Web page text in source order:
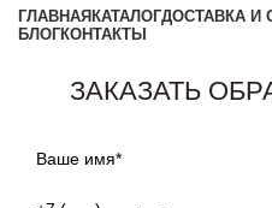
ГЛАВНАЯ КАТАЛОГДОСТАВКА И
БЛОГКОНТАКТЫ
ЗАКАЗАТЬ